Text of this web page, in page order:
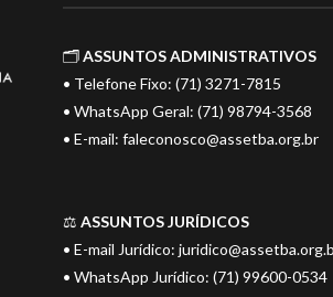
🗂️ASSUNTOS ADMINISTRATIVOS
• Telefone Fixo: (71) 3271-7815
• WhatsApp Geral: (71) 98794-3568
• E-mail: faleconosco@assetba.org.br
⚖️ ASSUNTOS JURÍDICOS
• E-mail Jurídico:
• WhatsApp Jurídico: (71) 99600-0534